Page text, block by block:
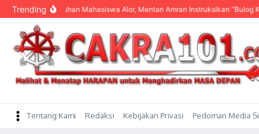
content
Trending
Keluhan Mahasiswa Alor, Mentan Amran Instruksikan “Bulog Kirim Beras”
Tentang Kami Redaksi Kebijakan Privasi Pedoman Media